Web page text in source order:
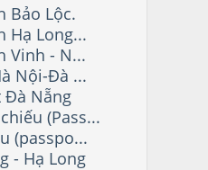
Bảo Lộc.
Hạ Long...
Vinh - N...
Nội-Đà ...
Đà Nẵng
(Pass...
(passpo...
- Hạ Long